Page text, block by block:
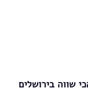
שווה בירושלים